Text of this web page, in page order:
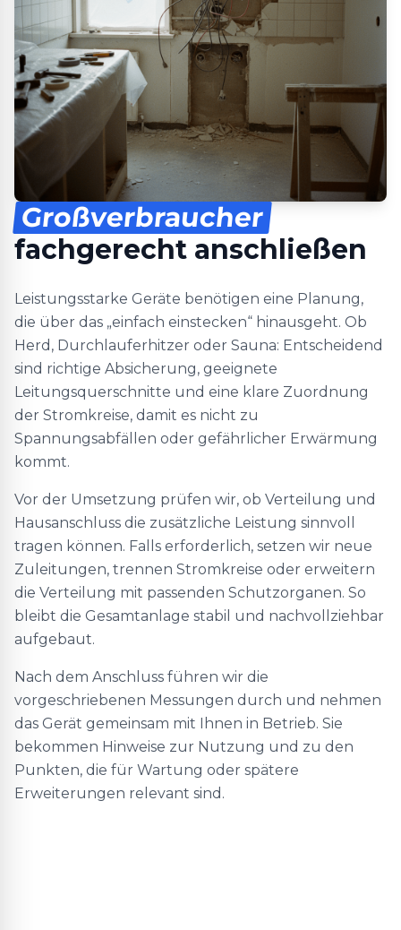
Großverbraucher
fachgerecht anschließen
Leistungsstarke Geräte benötigen eine Planung,
die über das „einfach einstecken“ hinausgeht. Ob
Herd, Durchlauferhitzer oder Sauna: Entscheidend
sind richtige Absicherung, geeignete
Leitungsquerschnitte und eine klare Zuordnung
der Stromkreise, damit es nicht zu
Spannungsabfällen oder gefährlicher Erwärmung
kommt.
Vor der Umsetzung prüfen wir, ob Verteilung und
Hausanschluss die zusätzliche Leistung sinnvoll
tragen können. Falls erforderlich, setzen wir neue
Zuleitungen, trennen Stromkreise oder erweitern
die Verteilung mit passenden Schutzorganen. So
bleibt die Gesamtanlage stabil und nachvollziehbar
aufgebaut.
Nach dem Anschluss führen wir die
vorgeschriebenen Messungen durch und nehmen
das Gerät gemeinsam mit Ihnen in Betrieb. Sie
bekommen Hinweise zur Nutzung und zu den
Punkten, die für Wartung oder spätere
Erweiterungen relevant sind.